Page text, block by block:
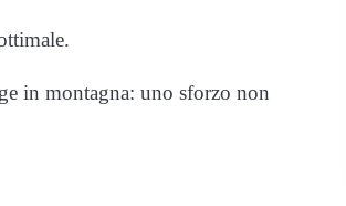
in montagna: uno sforzo non